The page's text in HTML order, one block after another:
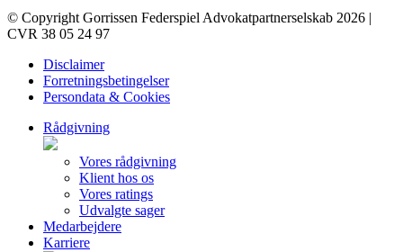
© Copyright Gorrissen Federspiel Advokatpartnerselskab 2026 |
CVR 38 05 24 97
Disclaimer
Forretningsbetingelser
Persondata & Cookies
Rådgivning
Vores rådgivning
Klient hos os
Vores ratings
Udvalgte sager
Medarbejdere
Karriere